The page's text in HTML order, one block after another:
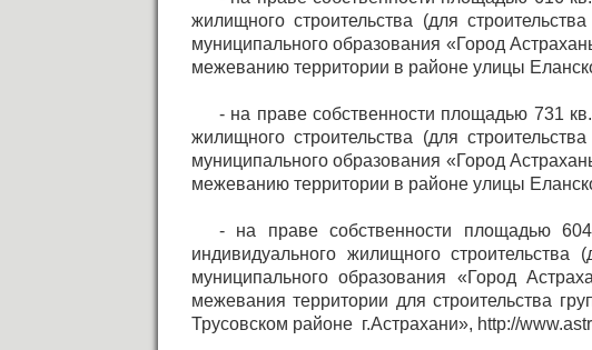
жилищного строительства (для
муниципального образования «Город
межеванию территории в районе улицы
- на праве собственности площадью 731
жилищного строительства (для
муниципального образования «Город
межеванию территории в районе улицы
- на праве собственности площадью
индивидуального жилищного
муниципального образования «Город
межевания территории для строительства
Трусовском районе г.Астрахани», http://